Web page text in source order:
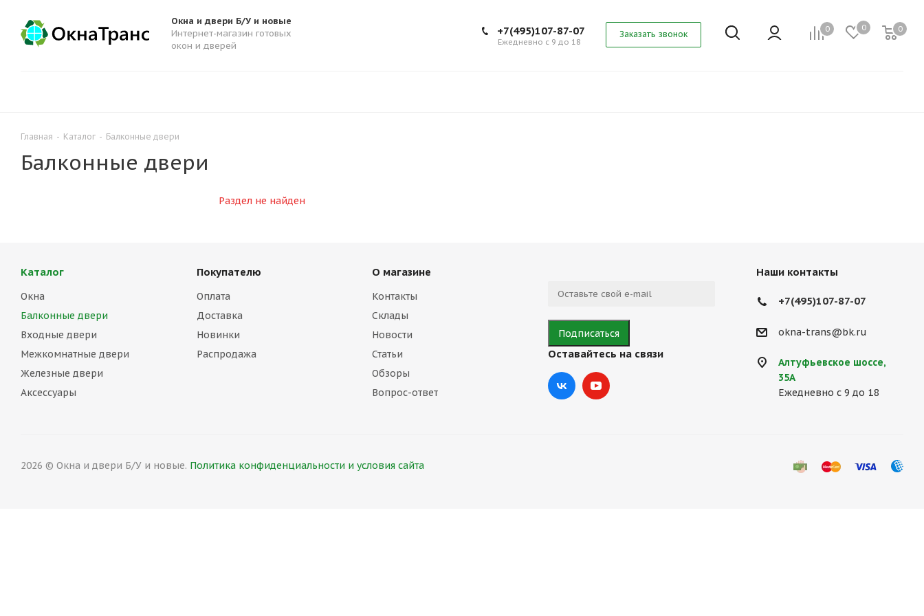
Окна и двери Б/У и новые
Интернет-магазин готовых
окон и дверей
0 0 0
+7(495)107-87-07
Ежедневно с 9 до 18
Заказать звонок
Главная - Каталог - Балконные двери
Балконные двери
Раздел не найден
Каталог
Окна
Балконные двери
Входные двери
Межкомнатные двери
Железные двери
Аксессуары
Покупателю
Оплата
Доставка
Новинки
Распродажа
О магазине
Контакты
Склады
Новости
Статьи
Обзоры
Вопрос-ответ
Оставайтесь на связи
Наши контакты
+7(495)107-87-07
okna-trans@bk.ru
Алтуфьевское шоссе,
35А
Ежедневно с 9 до 18
2026 © Окна и двери Б/У и новые. Политика конфиденциальности и условия сайта